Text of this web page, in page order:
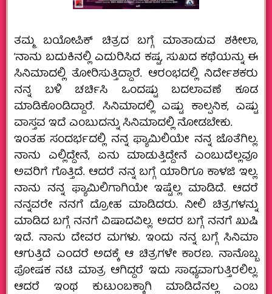
ತಮ್ಮ ಬಯೋಪಿಕ್ ಚಿತ್ರದ ಬಗ್ಗೆ ಮಾತಾಡುವ ಶಕೀಲಾ,
‘ನಾನು ಬದುಕಿನಲ್ಲಿ ಎದುರಿಸಿದ ಕಷ್ಟ, ಸುಖದ ಕಥೆಯನ್ನು ಈ
ಸಿನಿಮಾದಲ್ಲಿ ತೋರಿಸುತ್ತಿದ್ದಾರೆ. ಆರಂಭದಲ್ಲಿ ನಿರ್ದೇಶಕರು
ನನ್ನ ಬಳಿ ಚರ್ಚಿಸಿ ಒಂದಷ್ಟು ಬದಲಾವಣೆ ಕೂಡ
ಮಾಡಿಕೊಂಡಿದ್ದಾರೆ. ಸಿನಿಮಾದಲ್ಲಿ ಎಷ್ಟು ಕಾಲ್ಪನಿಕ, ಎಷ್ಟು
ವಾಸ್ತವ ಇದೆ ಎಂಬುದನ್ನು ಸಿನಿಮಾದಲ್ಲಿ ನೋಡಬೇಕು.
ಇಂತಹ ಸಂದರ್ಭದಲ್ಲಿ ನನ್ನ ಫ್ಯಾಮಿಲಿಯೇ ನನ್ನ ಜೊತೆಗಿಲ್ಲ.
ನಾನು ಎಲ್ಲಿದ್ದೇನೆ, ಏನು ಮಾಡುತ್ತಿದ್ದೇನೆ ಎಂಬುದೆಲ್ಲವೂ
ಅವರಿಗೆ ಗೊತ್ತಿದೆ. ಆದರೆ ನನ್ನ ಬಗ್ಗೆ ಯಾರಿಗೂ ಕಾಳಜಿ ಇಲ್ಲ.
ನಾನು ನನ್ನ ಫ್ಯಾಮಿಲಿಗಾಗಿಯೇ ಇಷ್ಟೆಲ್ಲ ಮಾಡಿದೆ. ಆದರೆ
ನನ್ನವರೇ ನನಗೆ ದ್ರೋಹ ಮಾಡಿದರು. ನೀಲಿ ಚಿತ್ರಗಳನ್ನು
ಮಾಡಿದ ಬಗ್ಗೆ ನನಗೆ ವಿಷಾದವಿಲ್ಲ. ಅದರ ಬಗ್ಗೆ ನನಗೆ ಖುಷಿ
ಇದೆ. ನಾನು ದೇವರ ಮಗಳು. ಇಂದು ನನ್ನ ಬಗ್ಗೆ ಸಿನಿಮಾ
ಆಗುತ್ತಿದೆ ಎಂದರೆ ಅದಕ್ಕೆ ಆ ಚಿತ್ರಗಳೇ ಕಾರಣ. ನಾನೊಬ್ಬ
ಪೋಷಕ ನಟಿ ಮಾತ್ರ ಆಗಿದ್ದರೆ ಇದು ಸಾಧ್ಯವಾಗುತ್ತಿರಲಿಲ್ಲ.
ಆದರೆ ಇಂಥ ಕುಟುಂಬಕ್ಕಾಗಿ ಮಾಡಿದೆನಲ್ಲ ಎಂಬ